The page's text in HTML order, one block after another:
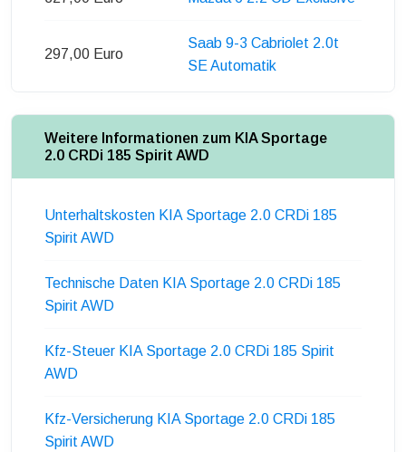
297,00 Euro
Saab 9-3 Cabriolet 2.0t
SE Automatik
Weitere Informationen zum KIA Sportage
2.0 CRDi 185 Spirit AWD
Unterhaltskosten KIA Sportage 2.0 CRDi 185
Spirit AWD
Technische Daten KIA Sportage 2.0 CRDi 185
Spirit AWD
Kfz-Steuer KIA Sportage 2.0 CRDi 185 Spirit
AWD
Kfz-Versicherung KIA Sportage 2.0 CRDi 185
Spirit AWD